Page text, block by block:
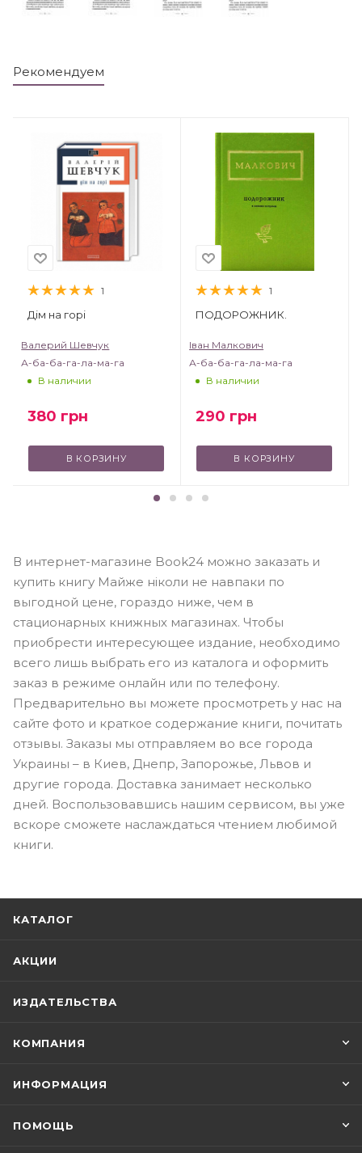
Рекомендуем
1
Дім на горі
Валерий Шевчук
А-ба-ба-га-ла-ма-га
В наличии
380 грн
В КОРЗИНУ
1
ПОДОРОЖНИК.
Іван Малкович
А-ба-ба-га-ла-ма-га
В наличии
290 грн
В КОРЗИНУ
В интернет-магазине Book24 можно заказать и
купить книгу Майже ніколи не навпаки по
выгодной цене, гораздо ниже, чем в
стационарных книжных магазинах. Чтобы
приобрести интересующее издание, необходимо
всего лишь выбрать его из каталога и оформить
заказ в режиме онлайн или по телефону.
Предварительно вы можете просмотреть у нас на
сайте фото и краткое содержание книги, почитать
отзывы. Заказы мы отправляем во все города
Украины – в Киев, Днепр, Запорожье, Львов и
другие города. Доставка занимает несколько
дней. Воспользовавшись нашим сервисом, вы уже
вскоре сможете наслаждаться чтением любимой
книги.
КАТАЛОГ
АКЦИИ
ИЗДАТЕЛЬСТВА
КОМПАНИЯ
ИНФОРМАЦИЯ
ПОМОЩЬ